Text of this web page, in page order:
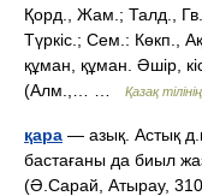
Қорд., Жам.; Талд.,
Түркіс.; Сем.: Көкп.,
құман, құман. Әшір,
(Алм.,… …
Қазақ
қара — азық. Астық
бастағаны да биыл
(Ә.Сарай, Атырау,